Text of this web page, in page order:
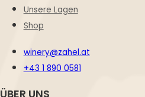
Unsere Lagen
Shop
winery@zahel.at
+43 1 890 0581
ÜBER UNS